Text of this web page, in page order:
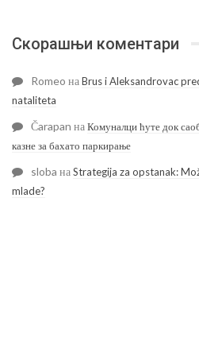
Скорашњи коментари
Romeo наBrus i Aleksandrovac
nataliteta
Čarapan наКомуналци ћуте док
казне за бахато паркирање
sloba наStrategija za opstanak:
mlade?